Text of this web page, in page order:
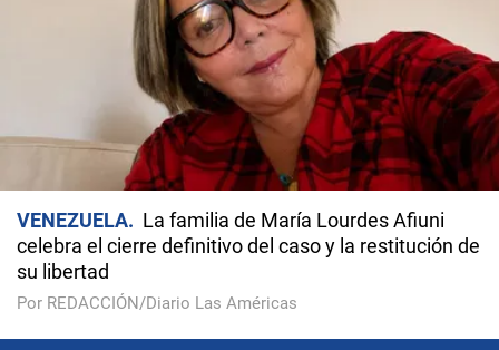
VENEZUELA
La familia de María Lourdes Afiuni
celebra el cierre definitivo del caso y la restitución de
su libertad
Por REDACCIÓN/Diario Las Américas